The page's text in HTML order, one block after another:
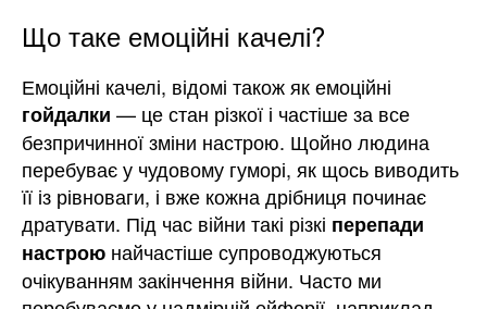
Що таке емоційні качелі?
Емоційні качелі, відомі також як емоційні
гойдалки — це стан різкої і частіше за все
безпричинної зміни настрою. Щойно людина
перебуває у чудовому гуморі, як щось виводить
її із рівноваги, і вже кожна дрібниця починає
дратувати. Під час війни такі різкі перепади
настрою найчастіше супроводжуються
очікуванням закінчення війни. Часто ми